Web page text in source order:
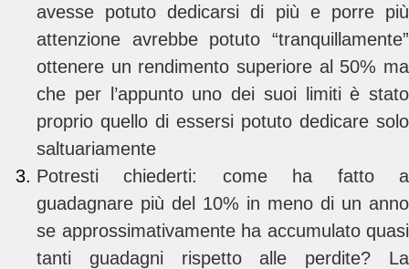
avesse potuto dedicarsi di più e porre più
attenzione avrebbe potuto “tranquillamente”
ottenere un rendimento superiore al 50% ma
che per l’appunto uno dei suoi limiti è stato
proprio quello di essersi potuto dedicare solo
saltuariamente
Potresti chiederti: come ha fatto a
guadagnare più del 10% in meno di un anno
se approssimativamente ha accumulato quasi
tanti guadagni rispetto alle perdite? La